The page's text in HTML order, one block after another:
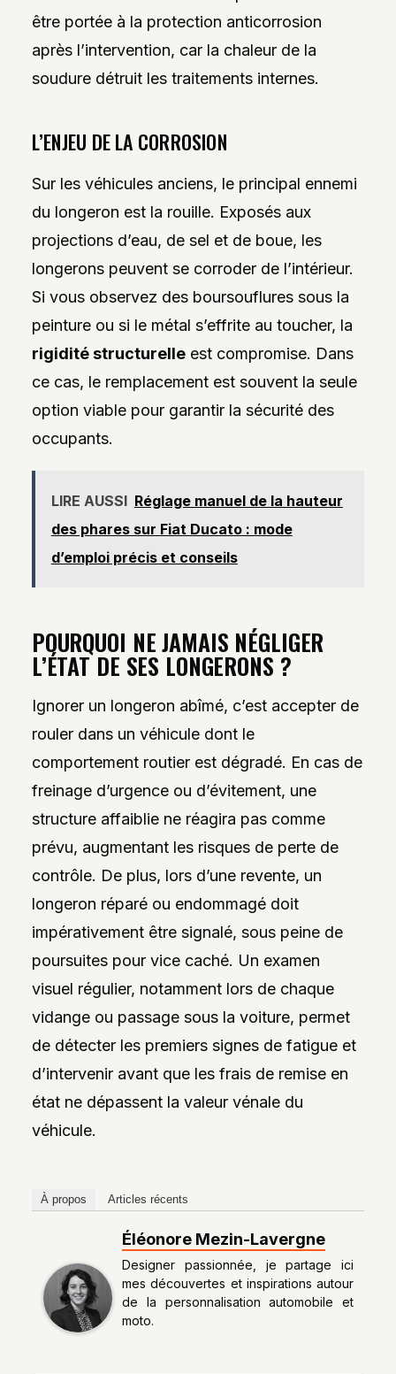
être portée à la protection anticorrosion
après l’intervention, car la chaleur de la
soudure détruit les traitements internes.
L’ENJEU DE LA CORROSION
Sur les véhicules anciens, le principal ennemi
du longeron est la rouille. Exposés aux
projections d’eau, de sel et de boue, les
longerons peuvent se corroder de l’intérieur.
Si vous observez des boursouflures sous la
peinture ou si le métal s’effrite au toucher, la
rigidité structurelleest compromise. Dans
ce cas, le remplacement est souvent la seule
option viable pour garantir la sécurité des
occupants.
LIRE AUSSI Réglage manuel de la hauteur
des phares sur Fiat Ducato : mode
d’emploi précis et conseils
POURQUOI NE JAMAIS NÉGLIGER
L’ÉTAT DE SES LONGERONS ?
Ignorer un longeron abîmé, c’est accepter de
rouler dans un véhicule dont le
comportement routier est dégradé. En cas de
freinage d’urgence ou d’évitement, une
structure affaiblie ne réagira pas comme
prévu, augmentant les risques de perte de
contrôle. De plus, lors d’une revente, un
longeron réparé ou endommagé doit
impérativement être signalé, sous peine de
poursuites pour vice caché. Un examen
visuel régulier, notamment lors de chaque
vidange ou passage sous la voiture, permet
de détecter les premiers signes de fatigue et
d’intervenir avant que les frais de remise en
état ne dépassent la valeur vénale du
véhicule.
À propos Articles récents
Éléonore Mezin-Lavergne
Designer passionnée, je partage ici
mes découvertes et inspirations autour
de la personnalisation automobile et
moto.